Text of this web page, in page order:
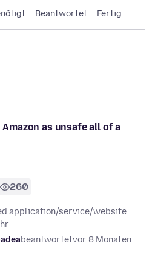
Beantwortet Fertig
as unsafe all of a
260
application/service/website
beantwortetvor 8 Monaten